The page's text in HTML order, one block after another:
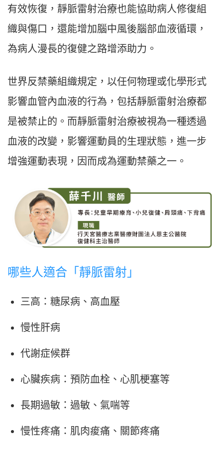
有效恢復，靜脈雷射治療也能協助病人修復組
織與傷口，還能增加腦中風後腦部血液循環，
為病人漫長的復健之路增添助力。
世界反禁藥組織規定，以任何物理或化學形式
影響血管內血液的行為，包括靜脈雷射治療都
是被禁止的。而靜脈雷射治療被視為一種透過
血液的改變，影響運動員的生理狀態，進一步
增強運動表現，因而成為運動禁藥之一。
哪些人適合「靜脈雷射」
三高：糖尿病、高血壓
慢性肝病
代謝症候群
心臟疾病：預防血栓、心肌梗塞等
長期過敏：過敏、氣喘等
慢性疼痛：肌肉痠痛、關節疼痛